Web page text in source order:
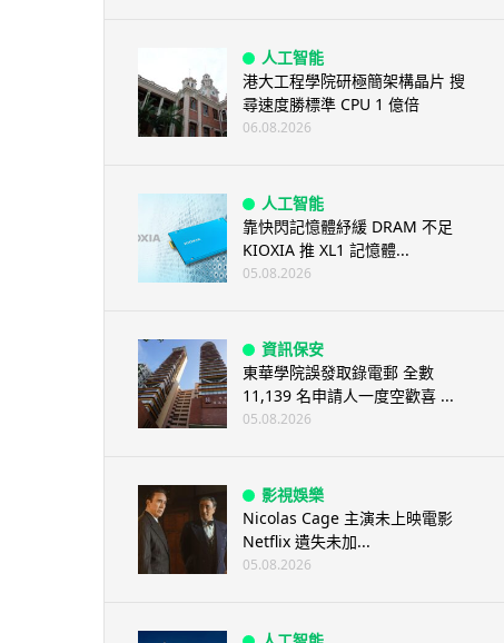
人工智能
港大工程學院研極簡架構晶片 搜
尋速度勝標準 CPU 1 億倍
06.08.2026
人工智能
靠快閃記憶體紓緩 DRAM 不足
KIOXIA 推 XL1 記憶體...
05.08.2026
資訊保安
東華學院誤發取錄電郵 全數
11,139 名申請人一度空歡喜 ...
05.08.2026
影視娛樂
Nicolas Cage 主演未上映電影
Netflix 遺失未加...
05.08.2026